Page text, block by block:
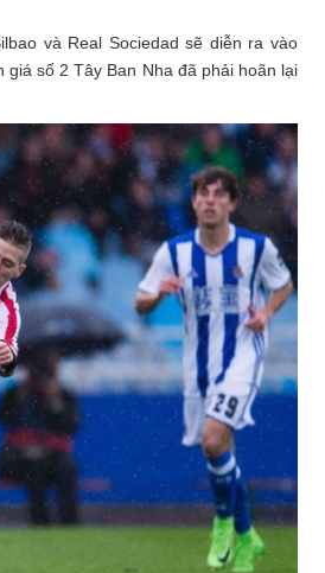
và Real Sociedad sẽ diễn ra vào
số 2 Tây Ban Nha đã phải hoãn lại